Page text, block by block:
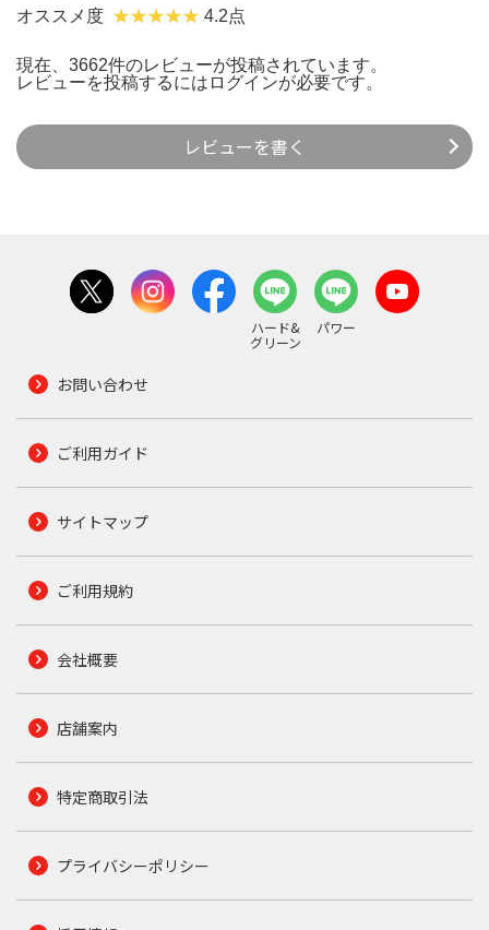
オススメ度 4.2点
現在、3662件のレビューが投稿されています。
レビューを投稿するには ログインが必要です。
レビューを書く
ハード&
グリーン
パワー
お問い合わせ
ご利用ガイド
サイトマップ
ご利用規約
会社概要
店舗案内
特定商取引法
プライバシーポリシー